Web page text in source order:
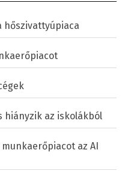
hőszivattyúpiaca
hiányzik az iskolákból
az AI